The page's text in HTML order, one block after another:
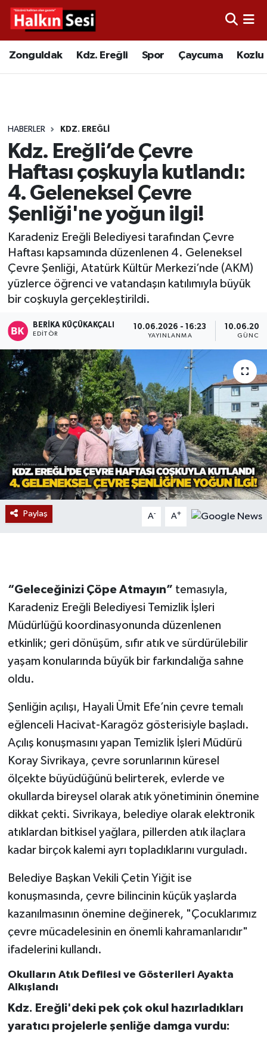
Zonguldak Kdz. Ereğli Spor Çaycuma Kozlu
HABERLER KDZ. EREĞLI
Kdz. Ereğli’de Çevre
Haftası çoşkuyla kutlandı:
4. Geleneksel Çevre
Şenliği'ne yoğun ilgi!
Karadeniz Ereğli Belediyesi tarafından Çevre
Haftası kapsamında düzenlenen 4. Geleneksel
Çevre Şenliği, Atatürk Kültür Merkezi’nde (AKM)
yüzlerce öğrenci ve vatandaşın katılımıyla büyük
bir coşkuyla gerçekleştirildi.
BERIKA KÜÇÜKAKÇALI
EDITÖR
10.06.2026 - 16:23
YAYINLANMA
Paylaş A- A+
“Geleceğinizi Çöpe Atmayın” temasıyla,
Karadeniz Ereğli Belediyesi Temizlik İşleri
Müdürlüğü koordinasyonunda düzenlenen
etkinlik; geri dönüşüm, sıfır atık ve sürdürülebilir
yaşam konularında büyük bir farkındalığa sahne
oldu.
Şenliğin açılışı, Hayali Ümit Efe’nin çevre temalı
eğlenceli Hacivat-Karagöz gösterisiyle başladı.
Açılış konuşmasını yapan Temizlik İşleri Müdürü
Koray Sivrikaya, çevre sorunlarının küresel
ölçekte büyüdüğünü belirterek, evlerde ve
okullarda bireysel olarak atık yönetiminin önemine
dikkat çekti. Sivrikaya, belediye olarak elektronik
atıklardan bitkisel yağlara, pillerden atık ilaçlara
kadar birçok kalemi ayrı topladıklarını vurguladı.
Belediye Başkan Vekili Çetin Yiğit ise
konuşmasında, çevre bilincinin küçük yaşlarda
kazanılmasının önemine değinerek, "Çocuklarımız
çevre mücadelesinin en önemli kahramanlarıdır"
ifadelerini kullandı.
Okulların Atık Defilesi ve Gösterileri Ayakta
Alkışlandı
Kdz. Ereğli'deki pek çok okul hazırladıkları
yaratıcı projelerle şenliğe damga vurdu:
Video
Çaycuma
Alaplı
Asayiş
Bartın
Karabük
Devrek
Bolu
ÇEVRE
BİLİM VE TEKNOLOJİ
DUNYA
Düzce
Eğitim
Ekonomi
GÜNDEM
İş ilanı
Kültür - Sanat
MAGAZİN
Politika
Resmi İlan
Sağlık
Spor
Ulusal
Merkez Hava Durumu
Tüm Manşetler
Son Dakika Haberleri
Haber Arşivi